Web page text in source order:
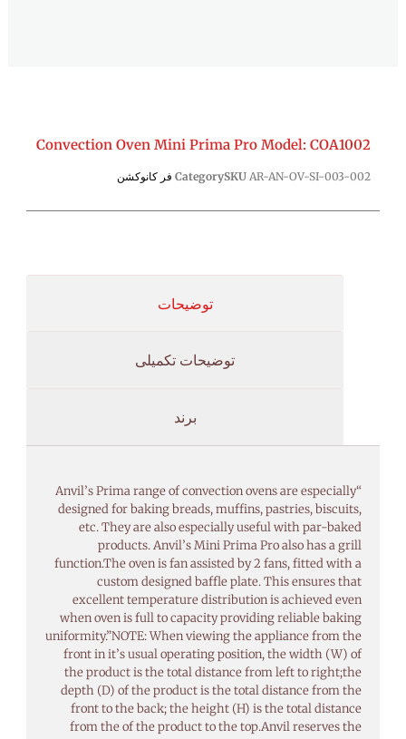
Convection Oven Mini Prima Pro Model: COA1002
SKU AR-AN-OV-SI-003-002
Category فر کانوکشن
توضیحات
توضیحات تکمیلی
برند
“Anvil’s Prima range of convection ovens are especially
designed for baking breads, muffins, pastries, biscuits,
etc. They are also especially useful with par-baked
products. Anvil’s Mini Prima Pro also has a grill
function.The oven is fan assisted by 2 fans, fitted with a
custom designed baffle plate. This ensures that
excellent temperature distribution is achieved even
when oven is full to capacity providing reliable baking
uniformity.”NOTE: When viewing the appliance from the
front in it’s usual operating position, the width (W) of
the product is the total distance from left to right;the
depth (D) of the product is the total distance from the
front to the back; the height (H) is the total distance
from the of the product to the top.Anvil reserves the